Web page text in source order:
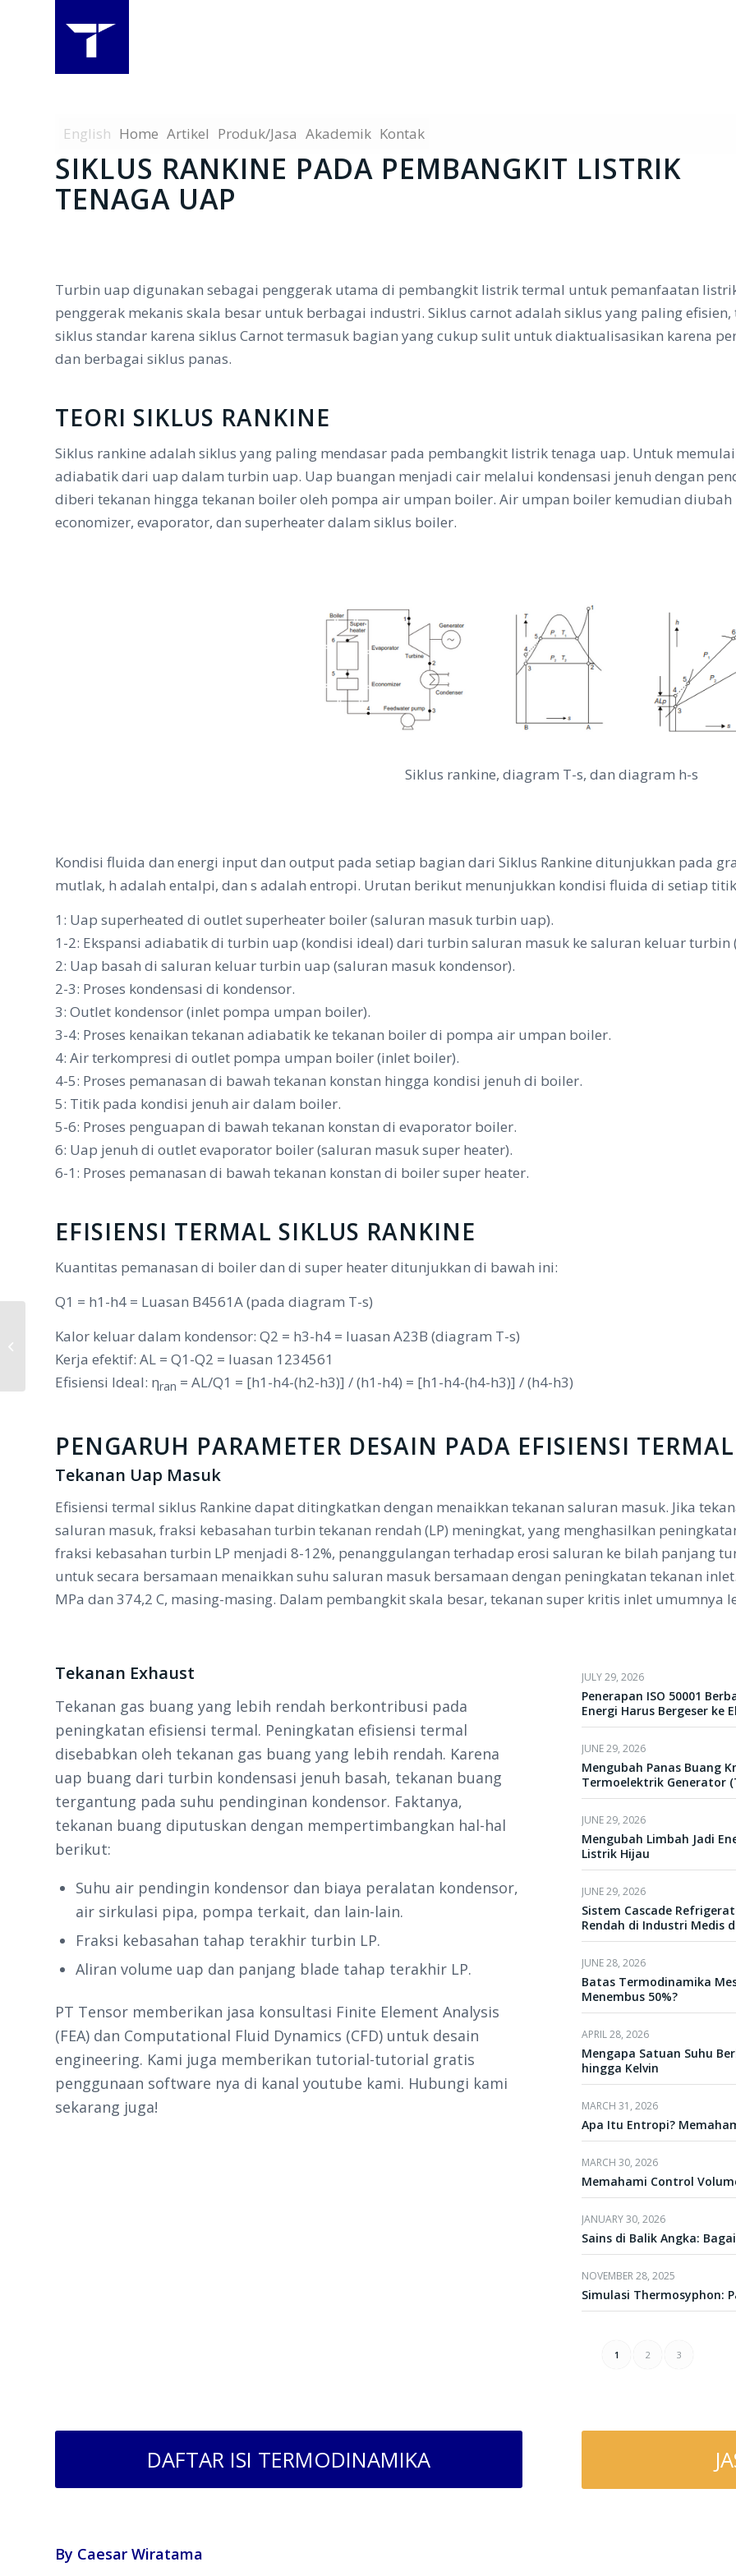
English Home Artikel Produk/Jasa Akademik Kontak
SIKLUS RANKINE PADA PEMBANGKIT LISTRIK
TENAGA UAP
Turbin uap digunakan sebagai penggerak utama di pembangkit listrik termal untuk pemanfaatan
penggerak mekanis skala besar untuk berbagai industri. Siklus carnot adalah siklus yang paling
siklus standar karena siklus Carnot termasuk bagian yang cukup sulit untuk diaktualisasikan karena
dan berbagai siklus panas.
TEORI SIKLUS RANKINE
Siklus rankine adalah siklus yang paling mendasar pada pembangkit listrik tenaga uap. Untuk
adiabatik dari uap dalam turbin uap. Uap buangan menjadi cair melalui kondensasi jenuh dengan
diberi tekanan hingga tekanan boiler oleh pompa air umpan boiler. Air umpan boiler kemudian
economizer, evaporator, dan superheater dalam siklus boiler.
Siklus rankine, diagram T-s, dan diagram h-s
Kondisi fluida dan energi input dan output pada setiap bagian dari Siklus Rankine ditunjukkan pada
mutlak, h adalah entalpi, dan s adalah entropi. Urutan berikut menunjukkan kondisi fluida di setiap
1: Uap superheated di outlet superheater boiler (saluran masuk turbin uap).
1-2: Ekspansi adiabatik di turbin uap (kondisi ideal) dari turbin saluran masuk ke saluran keluar turbin
2: Uap basah di saluran keluar turbin uap (saluran masuk kondensor).
2-3: Proses kondensasi di kondensor.
3: Outlet kondensor (inlet pompa umpan boiler).
3-4: Proses kenaikan tekanan adiabatik ke tekanan boiler di pompa air umpan boiler.
4: Air terkompresi di outlet pompa umpan boiler (inlet boiler).
4-5: Proses pemanasan di bawah tekanan konstan hingga kondisi jenuh di boiler.
5: Titik pada kondisi jenuh air dalam boiler.
5-6: Proses penguapan di bawah tekanan konstan di evaporator boiler.
6: Uap jenuh di outlet evaporator boiler (saluran masuk super heater).
6-1: Proses pemanasan di bawah tekanan konstan di boiler super heater.
EFISIENSI TERMAL SIKLUS RANKINE
Kuantitas pemanasan di boiler dan di super heater ditunjukkan di bawah ini:
Q1 = h1-h4 = Luasan B4561A (pada diagram T-s)
Kalor keluar dalam kondensor: Q2 = h3-h4 = luasan A23B (diagram T-s)
Kerja efektif: AL = Q1-Q2 = luasan 1234561
Efisiensi Ideal: ηran = AL/Q1 = [h1-h4-(h2-h3)] / (h1-h4) = [h1-h4-(h4-h3)] / (h4-h3)
PENGARUH PARAMETER DESAIN PADA EFISIENSI TERMAL
Tekanan Uap Masuk
Efisiensi termal siklus Rankine dapat ditingkatkan dengan menaikkan tekanan saluran masuk. Jika
saluran masuk, fraksi kebasahan turbin tekanan rendah (LP) meningkat, yang menghasilkan
fraksi kebasahan turbin LP menjadi 8-12%, penanggulangan terhadap erosi saluran ke bilah panjang
untuk secara bersamaan menaikkan suhu saluran masuk bersamaan dengan peningkatan tekanan
MPa dan 374,2 C, masing-masing. Dalam pembangkit skala besar, tekanan super kritis inlet umumnya
Tekanan Exhaust
Tekanan gas buang yang lebih rendah berkontribusi pada
peningkatan efisiensi termal. Peningkatan efisiensi termal
disebabkan oleh tekanan gas buang yang lebih rendah. Karena
uap buang dari turbin kondensasi jenuh basah, tekanan buang
tergantung pada suhu pendinginan kondensor. Faktanya,
tekanan buang diputuskan dengan mempertimbangkan hal-hal
berikut:
Suhu air pendingin kondensor dan biaya peralatan kondensor,
air sirkulasi pipa, pompa terkait, dan lain-lain.
Fraksi kebasahan tahap terakhir turbin LP.
Aliran volume uap dan panjang blade tahap terakhir LP.
PT Tensor memberikan jasa konsultasi Finite Element Analysis
(FEA) dan Computational Fluid Dynamics (CFD) untuk desain
engineering. Kami juga memberikan tutorial-tutorial gratis
penggunaan software nya di kanal youtube kami. Hubungi kami
sekarang juga!
JULY 29, 2026
Penerapan ISO 50001
Energi Harus Bergeser ke
JUNE 29, 2026
Mengubah Panas Buang
Termoelektrik Generator
JUNE 29, 2026
Mengubah Limbah Jadi
Listrik Hijau
JUNE 29, 2026
Sistem Cascade
Rendah di Industri Medis
JUNE 28, 2026
Batas Termodinamika
Menembus 50%?
APRIL 28, 2026
Mengapa Satuan Suhu
hingga Kelvin
MARCH 31, 2026
Apa Itu Entropi?
MARCH 30, 2026
Memahami Control
JANUARY 30, 2026
Sains di Balik Angka:
NOVEMBER 28, 2025
Simulasi Thermosyphon:
1 2 3
DAFTAR ISI TERMODINAMIKA
By Caesar Wiratama
Analisis Desain Mekanis Rotor
Turbin Uap